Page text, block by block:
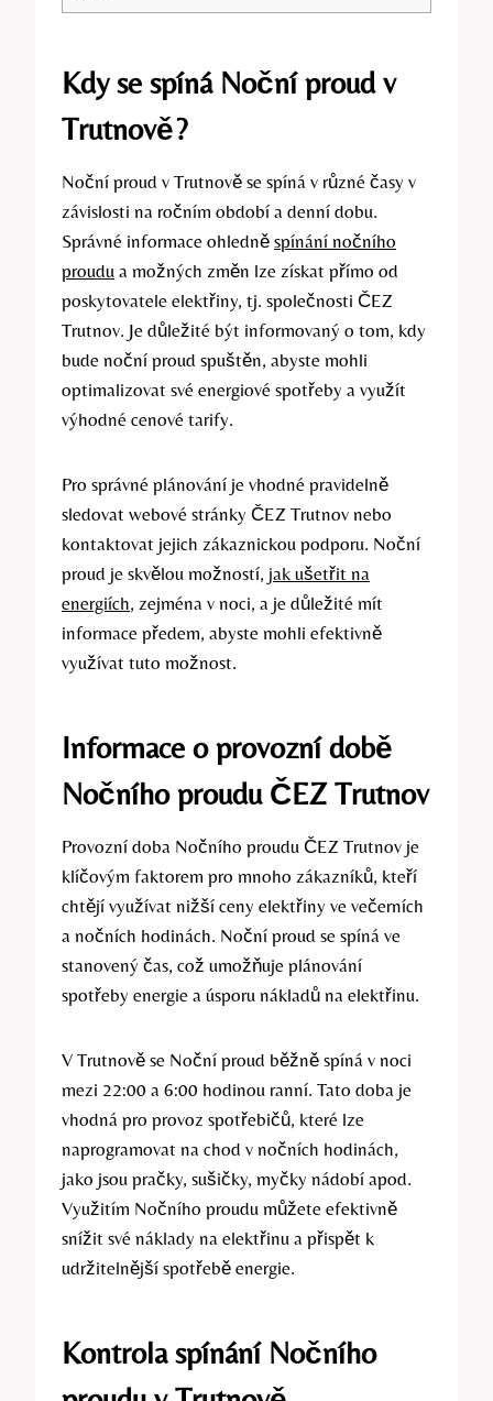
Kdy se spíná Noční proud v
Trutnově?
Noční proud v Trutnově se spíná v různé časy v
závislosti na ročním období a denní dobu.
Správné informace ohledně spínání nočního
proudu a možných změn lze získat přímo od
poskytovatele elektřiny, tj. společnosti ČEZ
Trutnov. Je důležité být informovaný o tom, kdy
bude noční proud spuštěn, abyste mohli
optimalizovat své energiové spotřeby a využít
výhodné cenové tarify.
Pro správné plánování je vhodné pravidelně
sledovat webové stránky ČEZ Trutnov nebo
kontaktovat jejich zákaznickou podporu. Noční
proud je skvělou možností, jak ušetřit na
energiích, zejména v noci, a je důležité mít
informace předem, abyste mohli efektivně
využívat tuto možnost.
Informace o provozní době
Nočního proudu ČEZ Trutnov
Provozní doba Nočního proudu ČEZ Trutnov je
klíčovým faktorem pro mnoho zákazníků, kteří
chtějí využívat nižší ceny elektřiny ve večerních
a nočních hodinách. Noční proud se spíná ve
stanovený čas, což umožňuje plánování
spotřeby energie a úsporu nákladů na elektřinu.
V Trutnově se Noční proud běžně spíná v noci
mezi 22:00 a 6:00 hodinou ranní. Tato doba je
vhodná pro provoz spotřebičů, které lze
naprogramovat na chod v nočních hodinách,
jako jsou pračky, sušičky, myčky nádobí apod.
Využitím Nočního proudu můžete efektivně
snížit své náklady na elektřinu a přispět k
udržitelnější spotřebě energie.
Kontrola spínání Nočního